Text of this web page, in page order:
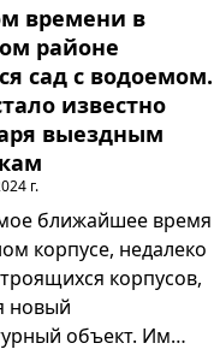
времени в
районе
сад с водоемом.
известно
выездным
г.
ближайшее время
корпусе, недалеко
корпусов,
новый
объект. Им